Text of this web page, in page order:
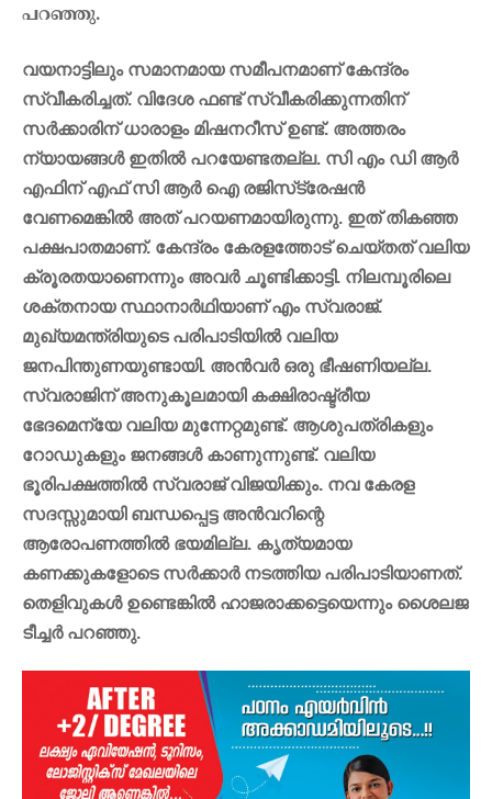
പറഞ്ഞു.
വയനാട്ടിലും സമാനമായ സമീപനമാണ് കേന്ദ്രം
സ്വീകരിച്ചത്. വിദേശ ഫണ്ട് സ്വീകരിക്കുന്നതിന്
സർക്കാരിന് ധാരാളം മിഷനറീസ് ഉണ്ട്. അത്തരം
ന്യായങ്ങള്‍ ഇതില്‍ പറയേണ്ടതല്ല. സി എം ഡി ആര്‍
എഫിന് എഫ് സി ആര്‍ ഐ രജിസ്‌ട്രേഷന്‍
വേണമെങ്കില്‍ അത് പറയണമായിരുന്നു. ഇത് തികഞ്ഞ
പക്ഷപാതമാണ്. കേന്ദ്രം കേരളത്തോട് ചെയ്തത് വലിയ
ക്രൂരതയാണെന്നും അവർ ചൂണ്ടിക്കാട്ടി. നിലമ്പൂരിലെ
ശക്തനായ സ്ഥാനാര്‍ഥിയാണ് എം സ്വരാജ്.
മുഖ്യമന്ത്രിയുടെ പരിപാടിയില്‍ വലിയ
ജനപിന്തുണയുണ്ടായി. അന്‍വര്‍ ഒരു ഭീഷണിയല്ല.
സ്വരാജിന് അനുകൂലമായി കക്ഷിരാഷ്ട്രീയ
ഭേദമെന്യേ വലിയ മുന്നേറ്റമുണ്ട്. ആശുപത്രികളും
റോഡുകളും ജനങ്ങള്‍ കാണുന്നുണ്ട്. വലിയ
ഭൂരിപക്ഷത്തില്‍ സ്വരാജ് വിജയിക്കും. നവ കേരള
സദസ്സുമായി ബന്ധപ്പെട്ട അന്‍വറിന്റെ
ആരോപണത്തില്‍ ഭയമില്ല. കൃത്യമായ
കണക്കുകളോടെ സര്‍ക്കാര്‍ നടത്തിയ പരിപാടിയാണത്.
തെളിവുകള്‍ ഉണ്ടെങ്കില്‍ ഹാജരാക്കട്ടെയെന്നും ശൈലജ
ടീച്ചർ പറഞ്ഞു.